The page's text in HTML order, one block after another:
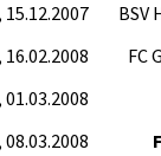
15.12.2007 BSV
16.02.2008 FC
01.03.2008
08.03.2008